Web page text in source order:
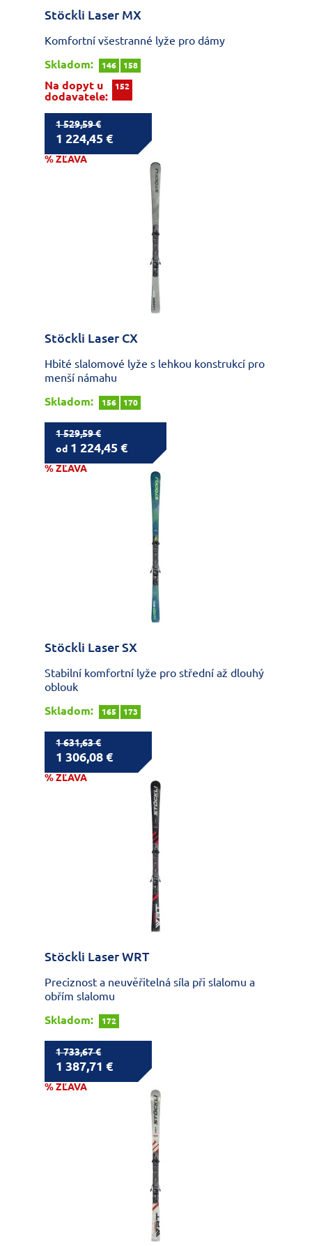
Stöckli Laser MX
Komfortní všestranné lyže pro dámy
Skladom:
146 158
Na dopyt u
dodavatele:
152
1 529,59 €
1 224,45 €
% ZĽAVA
Stöckli Laser CX
Hbité slalomové lyže s lehkou konstrukcí pro
menší námahu
Skladom:
156 170
1 529,59 €
od 1 224,45 €
% ZĽAVA
Stöckli Laser SX
Stabilní komfortní lyže pro střední až dlouhý
oblouk
Skladom:
165 173
1 631,63 €
1 306,08 €
% ZĽAVA
Stöckli Laser WRT
Preciznost a neuvěřitelná síla při slalomu a
obřím slalomu
Skladom:
172
1 733,67 €
1 387,71 €
% ZĽAVA